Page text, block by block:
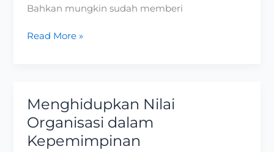
Bahkan mungkin sudah memberi
Read More »
Menghidupkan Nilai
Organisasi dalam
Kepemimpinan
Menghidupkan
Nilai
Organisasi
dalam